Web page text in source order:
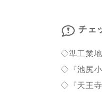
チェ
◇準工業
◇『池尻小
◇『天王寺